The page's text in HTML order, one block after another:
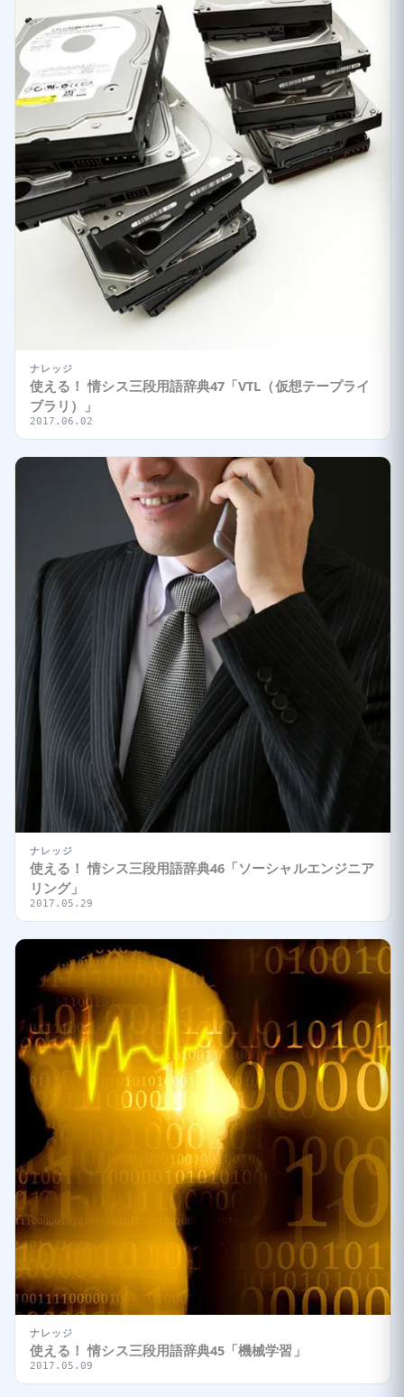
ナレッジ
使える！ 情シス三段用語辞典47「VTL（仮想テープライ
ブラリ）」
2017.06.02
ナレッジ
使える！ 情シス三段用語辞典46「ソーシャルエンジニア
リング」
2017.05.29
ナレッジ
使える！ 情シス三段用語辞典45「機械学習」
2017.05.09